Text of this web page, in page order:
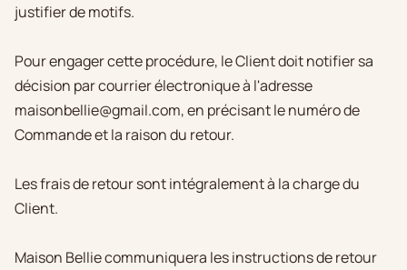
justifier de motifs.
Pour engager cette procédure, le Client doit notifier sa
décision par courrier électronique à l'adresse
maisonbellie@gmail.com, en précisant le numéro de
Commande et la raison du retour.
Les frais de retour sont intégralement à la charge du
Client.
Maison Bellie communiquera les instructions de retour